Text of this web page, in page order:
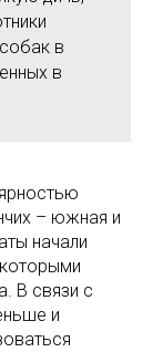
в
в
– южная и
начали
В связи с
и